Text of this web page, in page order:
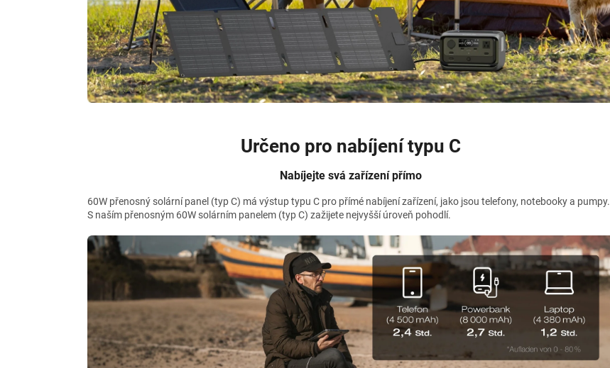
Určeno pro nabíjení typu C
Nabíjejte svá zařízení přímo
60W přenosný solární panel (typ C) má výstup typu C pro přímé nabíjení zařízení, jako jsou telefony, notebooky a pumpy.
S naším přenosným 60W solárním panelem (typ C) zažijete nejvyšší úroveň pohodlí.